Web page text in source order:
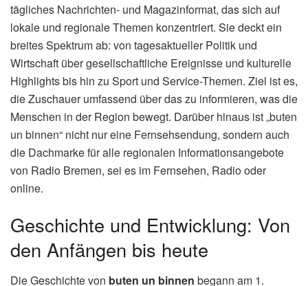
tägliches Nachrichten- und Magazinformat, das sich auf
lokale und regionale Themen konzentriert. Sie deckt ein
breites Spektrum ab: von tagesaktueller Politik und
Wirtschaft über gesellschaftliche Ereignisse und kulturelle
Highlights bis hin zu Sport und Service-Themen. Ziel ist es,
die Zuschauer umfassend über das zu informieren, was die
Menschen in der Region bewegt. Darüber hinaus ist „buten
un binnen“ nicht nur eine Fernsehsendung, sondern auch
die Dachmarke für alle regionalen Informationsangebote
von Radio Bremen, sei es im Fernsehen, Radio oder
online.
Geschichte und Entwicklung: Von
den Anfängen bis heute
Die Geschichte von buten un binnen begann am 1.